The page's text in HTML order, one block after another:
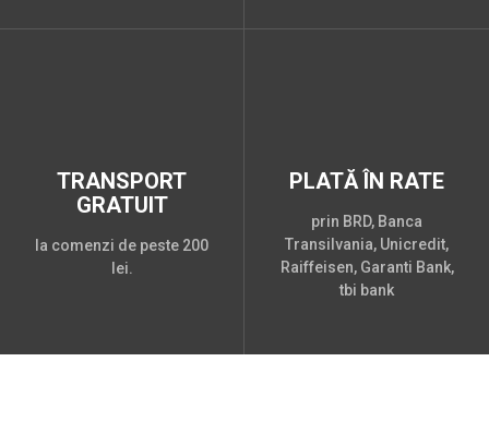
TRANSPORT
GRATUIT
la comenzi de peste 200
lei.
PLATĂ ÎN RATE
prin BRD, Banca
Transilvania, Unicredit,
Raiffeisen, Garanti Bank,
tbi bank